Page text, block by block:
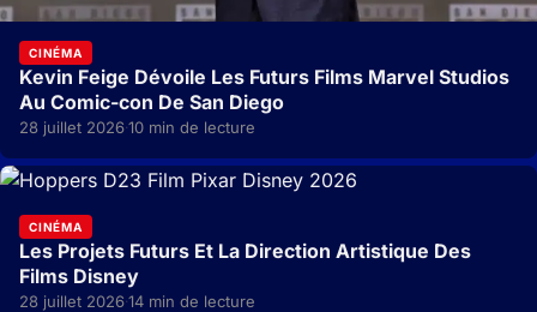
CINÉMA
Kevin Feige Dévoile Les Futurs Films Marvel Studios
Au Comic-con De San Diego
28 juillet 2026·10 min de lecture
CINÉMA
Les Projets Futurs Et La Direction Artistique Des
Films Disney
28 juillet 2026·14 min de lecture